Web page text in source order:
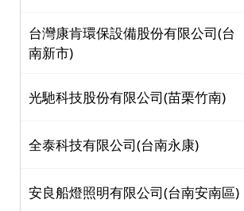
台灣康肯環保設備股份有限公司(台
南新市)
光馳科技股份有限公司(苗栗竹南)
全泰科技有限公司(台南永康)
安良船燈照明有限公司(台南安南區)